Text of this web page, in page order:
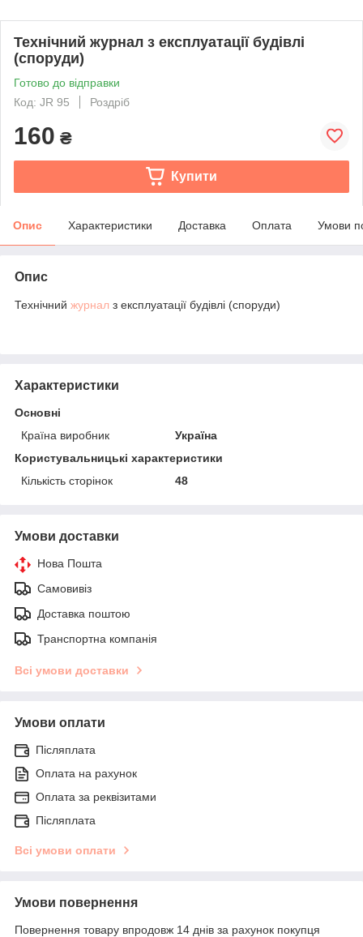
Технічний журнал з експлуатації будівлі
(споруди)
Готово до відправки
Код: JR 95
Роздріб
160 ₴
Купити
Опис Характеристики Доставка Оплата Умови
Опис
Технічний журнал з експлуатації будівлі (споруди)
Характеристики
Основні
Країна виробник
Україна
Користувальницькі характеристики
Кількість сторінок
48
Умови доставки
Нова Пошта
Самовивіз
Доставка поштою
Транспортна компанія
Всі умови доставки
Умови оплати
Післяплата
Оплата на рахунок
Оплата за реквізитами
Післяплата
Всі умови оплати
Умови повернення
Повернення товару впродовж 14 днів за рахунок покупця